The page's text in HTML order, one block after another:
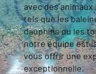
avec des animaux
tels que les
dauphins ou les
notre équipe est
vous offrir une
exceptionnelle.